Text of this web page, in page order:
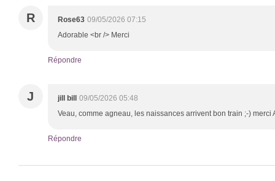
R Rose63 09/05/2026 07:15
Adorable <br /> Merci
Répondre
J jill bill
09/05/2026 05:48
Veau, comme agneau, les naissances arrivent bon train ;-) merci
Répondre